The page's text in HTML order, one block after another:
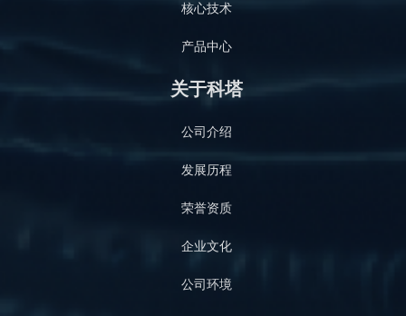
核心技术
产品中心
关于科塔
公司介绍
发展历程
荣誉资质
企业文化
公司环境